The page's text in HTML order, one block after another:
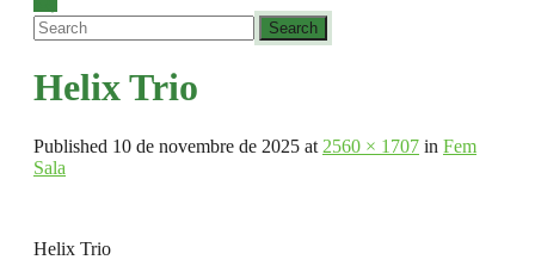
Helix Trio
Published 10 de novembre de 2025 at 2560 × 1707 in Fem
Sala
Helix Trio